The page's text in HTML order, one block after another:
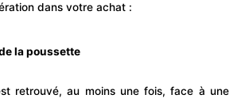
dans votre achat :
la poussette
retrouvé, au moins une fois, face à une